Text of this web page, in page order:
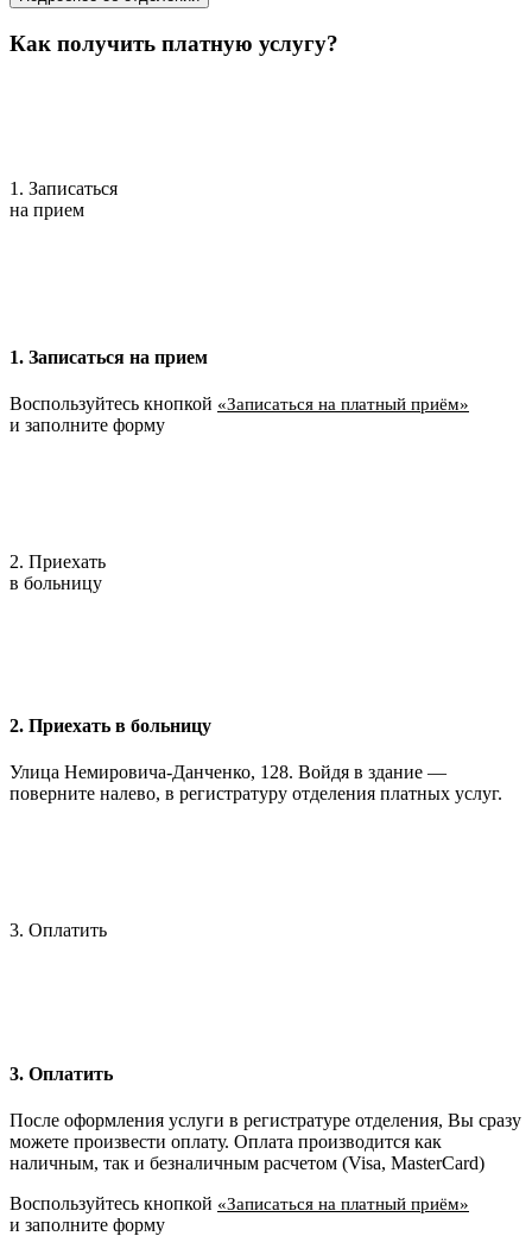
Как получить платную услугу?
1. Записаться
на прием
1. Записаться на прием
Воспользуйтесь кнопкой «Записаться на платный приём»
и заполните форму
2. Приехать
в больницу
2. Приехать в больницу
Улица Немировича-Данченко, 128. Войдя в здание —
поверните налево, в регистратуру отделения платных услуг.
3. Оплатить
3. Оплатить
После оформления услуги в регистратуре отделения, Вы сразу
можете произвести оплату. Оплата производится как
наличным, так и безналичным расчетом (Visa, MasterCard)
Воспользуйтесь кнопкой «Записаться на платный приём»
и заполните форму